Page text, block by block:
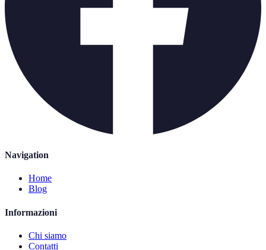
Navigation
Home
Blog
Informazioni
Chi siamo
Contatti